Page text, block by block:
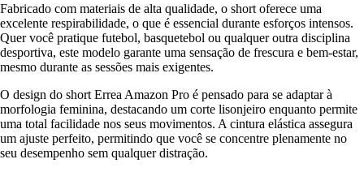
Fabricado com materiais de alta qualidade, o short oferece uma
excelente respirabilidade, o que é essencial durante esforços intensos.
Quer você pratique futebol, basquetebol ou qualquer outra disciplina
desportiva, este modelo garante uma sensação de frescura e bem-estar,
mesmo durante as sessões mais exigentes.
O design do short Errea Amazon Pro é pensado para se adaptar à
morfologia feminina, destacando um corte lisonjeiro enquanto permite
uma total facilidade nos seus movimentos. A cintura elástica assegura
um ajuste perfeito, permitindo que você se concentre plenamente no
seu desempenho sem qualquer distração.